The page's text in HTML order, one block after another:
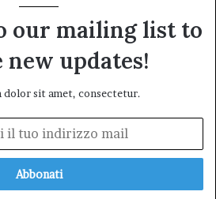
our mailing list to
new updates!
dolor sit amet, consectetur.